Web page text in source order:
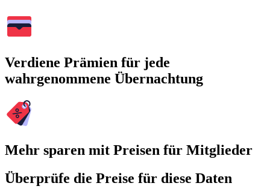
Verdiene Prämien für jede
wahrgenommene Übernachtung
Mehr sparen mit Preisen für Mitglieder
Überprüfe die Preise für diese Daten